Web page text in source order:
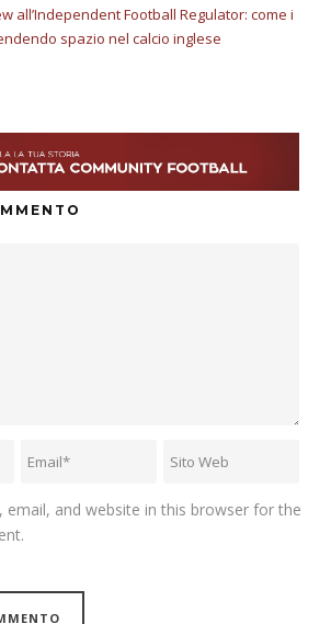
all’Independent Football Regulator: come i
spazio nel calcio inglese
email, and website in this browser for the